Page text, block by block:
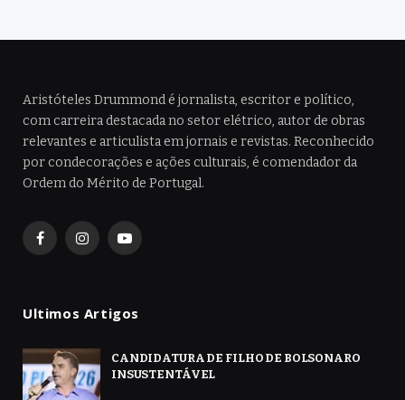
Aristóteles Drummond é jornalista, escritor e político,
com carreira destacada no setor elétrico, autor de obras
relevantes e articulista em jornais e revistas. Reconhecido
por condecorações e ações culturais, é comendador da
Ordem do Mérito de Portugal.
FacebookInstagramYouTube
Ultimos Artigos
CANDIDATURA DE FILHO DE BOLSONARO
INSUSTENTÁVEL